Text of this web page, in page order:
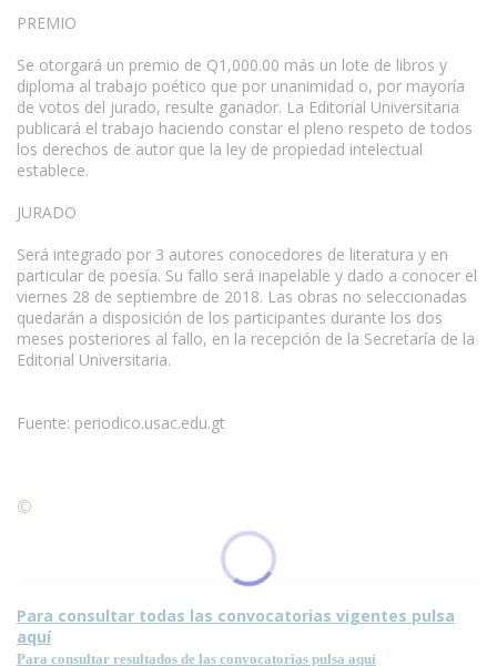
PREMIO
Se otorgará un premio de Q1,000.00 más un lote de libros y
diploma al trabajo poético que por unanimidad o, por mayoría
de votos del jurado, resulte ganador. La Editorial Universitaria
publicará el trabajo haciendo constar el pleno respeto de todos
los derechos de autor que la ley de propiedad intelectual
establece.
JURADO
Será integrado por 3 autores conocedores de literatura y en
particular de poesía. Su fallo será inapelable y dado a conocer el
viernes 28 de septiembre de 2018. Las obras no seleccionadas
quedarán a disposición de los participantes durante los dos
meses posteriores al fallo, en la recepción de la Secretaría de la
Editorial Universitaria.
Fuente: periodico.usac.edu.gt
©
Para consultar todas las convocatorias vigentes pulsa
aquí
Para consultar resultados de las convocatorias pulsa aquí